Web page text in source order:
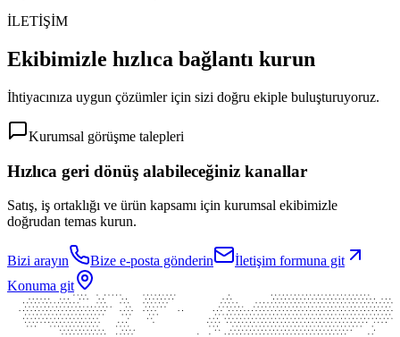
İLETİŞİM
Ekibimizle hızlıca bağlantı kurun
İhtiyacınıza uygun çözümler için sizi doğru ekiple buluşturuyoruz.
Kurumsal görüşme talepleri
Hızlıca geri dönüş alabileceğiniz kanallar
Satış, iş ortaklığı ve ürün kapsamı için kurumsal ekibimizle
doğrudan temas kurun.
Bizi arayın Bize e-posta gönderin
İletişim formuna git
Konuma git